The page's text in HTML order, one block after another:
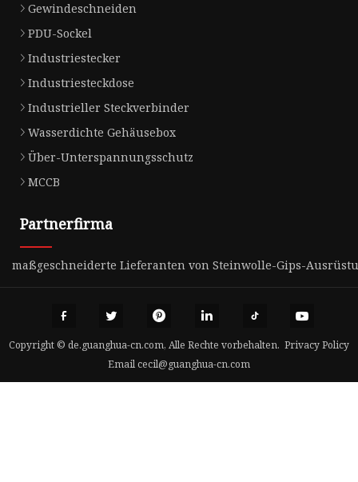
Gewindeschneiden
PDU-Sockel
Industriestecker
Industriesteckdose
Industrieller Steckverbinder
Wasserdichte Gehäusebox
Über-Unterspannungsschutz
MCCB
Partnerfirma
maßgeschneiderte Lieferanten von Steinwolle-Gips-
Copyright © de.guanghua-cn.com, Alle Rechte vorbehalten. Privacy Policy
Emailcecil@guanghua-cn.com